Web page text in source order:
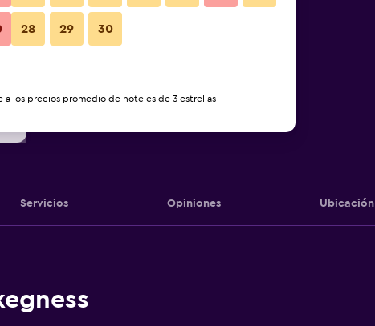
Fotos
Servicios Opiniones Ubicación
28 29 30
a los precios promedio de hoteles de 3 estrellas